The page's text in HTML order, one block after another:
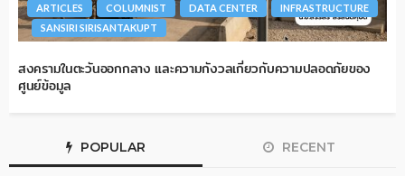
ARTICLES COLUMNIST DATA CENTER
INFRASTRUCTURE
SANSIRI SIRISANTAKUPT
สงครามในตะวันออกกลาง และความกังวลเกี่ยวกับความปลอดภัยของ
ศูนย์ข้อมูล
POPULAR RECENT